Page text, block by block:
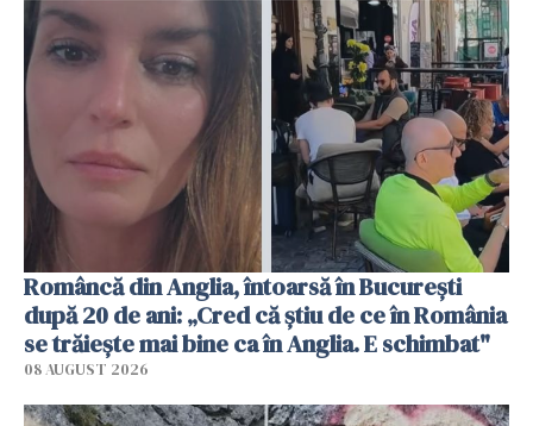
Româncă din Anglia, întoarsă în București
după 20 de ani: „Cred că știu de ce în România
se trăiește mai bine ca în Anglia. E schimbat"
08 AUGUST 2026